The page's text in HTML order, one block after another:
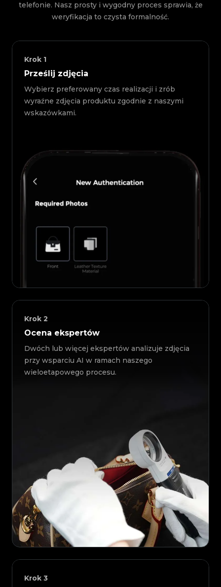
telefonie. Nasz prosty i wygodny proces sprawia, że
weryfikacja to czysta formalność.
Krok 1
Prześlij zdjęcia
Wybierz preferowany czas realizacji i zrób
wyraźne zdjęcia produktu zgodnie z naszymi
wskazówkami.
Krok 2
Ocena ekspertów
Dwóch lub więcej ekspertów analizuje zdjęcia
przy wsparciu AI w ramach naszego
wieloetapowego procesu.
Krok 3